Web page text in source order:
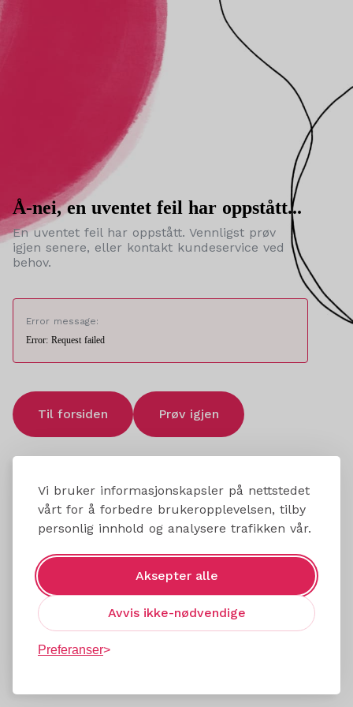
Vi bruker informasjonskapsler på nettstedet
vårt for å forbedre brukeropplevelsen, tilby
personlig innhold og analysere trafikken vår.
Aksepter alle
Avvis ikke-nødvendige
Preferanser
Å-nei, en uventet feil har oppstått...
En uventet feil har oppstått. Vennligst prøv
igjen senere, eller kontakt kundeservice ved
behov.
Error message:
Error: Request failed
Til forsiden Prøv igjen